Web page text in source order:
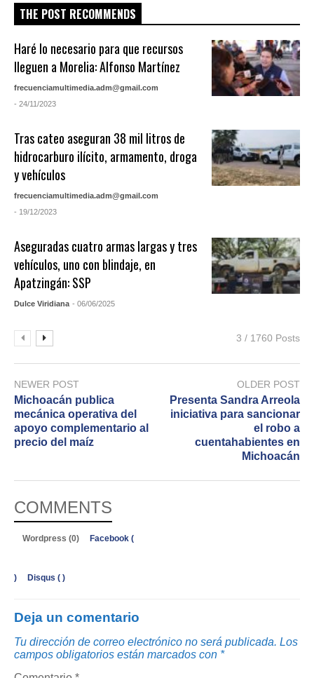
THE POST RECOMMENDS
Haré lo necesario para que recursos
lleguen a Morelia: Alfonso Martínez
frecuenciamultimedia.adm@gmail.com
- 24/11/2023
Tras cateo aseguran 38 mil litros de
hidrocarburo ilícito, armamento, droga
y vehículos
frecuenciamultimedia.adm@gmail.com
- 19/12/2023
Aseguradas cuatro armas largas y tres
vehículos, uno con blindaje, en
Apatzingán: SSP
Dulce Viridiana - 06/06/2025
3 / 1760 Posts
NEWER POST
Michoacán publica
mecánica operativa del
apoyo complementario al
precio del maíz
OLDER POST
Presenta Sandra Arreola
iniciativa para sancionar
el robo a
cuentahabientes en
Michoacán
COMMENTS
Wordpress (0) Facebook (
) Disqus ( )
Deja un comentario
Tu dirección de correo electrónico no será publicada. Los
campos obligatorios están marcados con *